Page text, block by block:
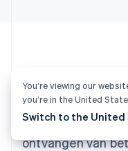
Klaar om aan
Maak een
ontvangen van
FrançaisDeutsch
Maleisië
English 简体中文
English
You’re viewing our
you’re in the United
Switch to the